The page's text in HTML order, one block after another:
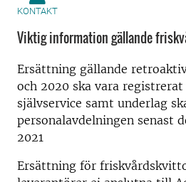
KONTAKT
Viktig information gällande
Ersättning gällande
och 2020 ska vara
självservice samt underlag
personalavdelningen senast
2021
Ersättning för